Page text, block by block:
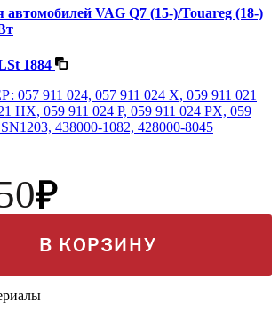
автомобилей VAG Q7 (15-)/Touareg (18-)
1884
911 024, 057 911 024 X, 059 911 021
HX, 059 911 024 P, 059 911 024 PX, 059
438000-1082, 428000-8045
В КОРЗИНУ